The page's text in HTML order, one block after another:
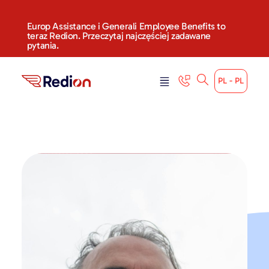
Europ Assistance i Generali Employee Benefits to
teraz Redion. Przeczytaj najczęściej zadawane
pytania.
PL - PL